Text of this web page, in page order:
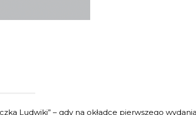
Ludwiki” – gdy na okładce pierwszego